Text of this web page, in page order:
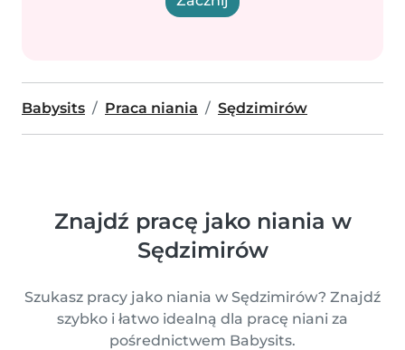
Babysits Praca niania Sędzimirów
Znajdź pracę jako niania w
Sędzimirów
Szukasz pracy jako niania w Sędzimirów? Znajdź
szybko i łatwo idealną dla pracę niani za
pośrednictwem Babysits.